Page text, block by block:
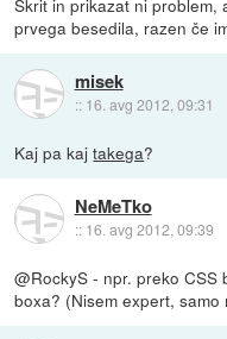
Skrit in prikazat ni problem,
prvega besedila, razen če
misek
:: 16. avg 2012, 09:31
Kaj pa kajtakega?
NeMeTko
:: 16. avg 2012, 09:39
@RockyS - npr. preko
boxa? (Nisem expert,